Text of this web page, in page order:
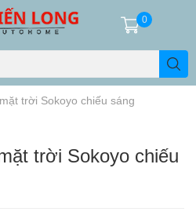
0
trời Sokoyo chiếu sáng
trời Sokoyo chiếu